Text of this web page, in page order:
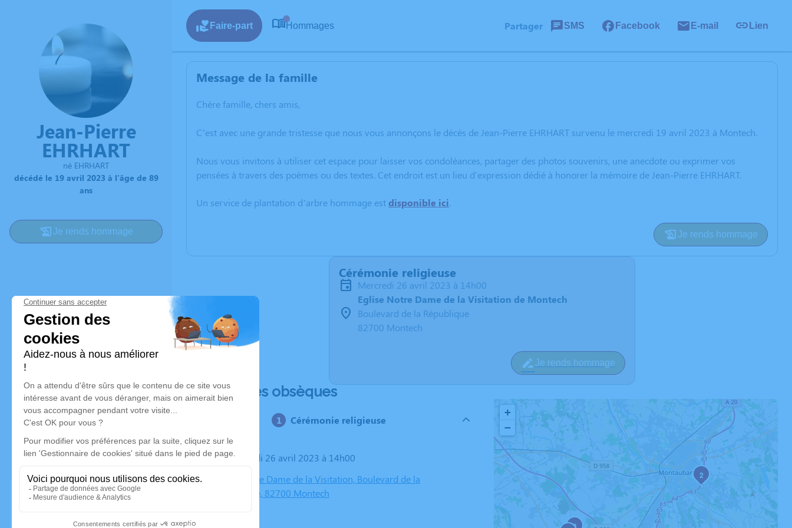
Jean-Pierre
EHRHART
né EHRHART
décédé le 19 avril 2023 à l'âge de 89
ans
Je rends hommage
Faire-part Hommages Partager SMS Facebook E-mail Lien
Message de la famille
Chère famille, chers amis,
C’est avec une grande tristesse que nous vous annonçons le décès de Jean-Pierre EHRHART survenu le mercredi 19 avril 2023 à Montech.
Nous vous invitons à utiliser cet espace pour laisser vos condoléances, partager des photos souvenirs, une anecdote ou exprimer vos
pensées à travers des poèmes ou des textes. Cet endroit est un lieu d'expression dédié à honorer la mémoire de Jean-Pierre EHRHART.
Un service de plantation d’arbre hommage estdisponible ici.
Je rends hommage
Cérémonie religieuse
mercredi 26 avril 2023 à 14h00
Eglise Notre Dame de la Visitation de Montech
Boulevard de la République
82700 Montech
Je rends hommage
Déroulé des obsèques
Cérémonie religieuse
Le mercredi 26 avril 2023 à 14h00
Eglise Notre Dame de la Visitation, Boulevard de la
République, 82700 Montech
2
+
−